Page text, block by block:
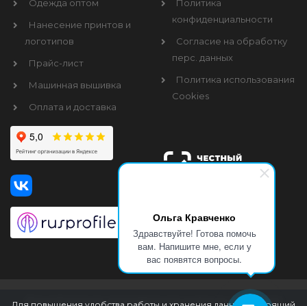
Ольга Кравченко
Здравствуйте! Готова помочь
вам. Напишите мне, если у
вас появятся вопросы.
Одежда оптом
Нанесение принтов и
логотипов
Прайс-лист
Машинная вышивка
Оплата и доставка
Политика
конфиденциальности
Согласие на обработку
перс. данных
Политика использования
Cookies
Вся информация, представленная на данном сайте носит